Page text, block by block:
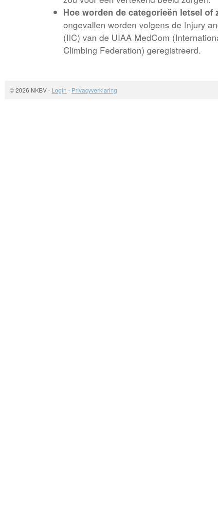
Hoe worden de categorieën letsel of
ongevallen worden volgens de Injury
(IIC) van de UIAA MedCom
Climbing Federation) geregistreerd.
© 2026 NKBV- Login - Privacyverklaring